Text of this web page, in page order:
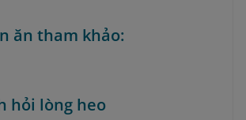
ăn tham khảo:
hỏi lòng heo